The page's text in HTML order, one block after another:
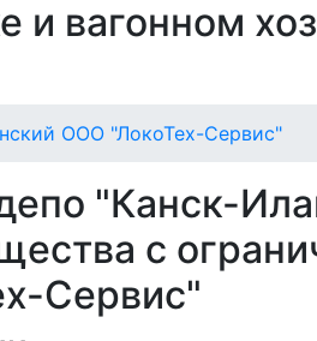
и вагонном
ООО "ЛокоТех-Сервис"
"Канск-
с
Сервис"